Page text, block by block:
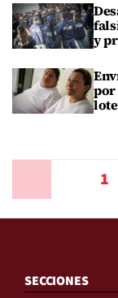
y
por
1
SECCIONES